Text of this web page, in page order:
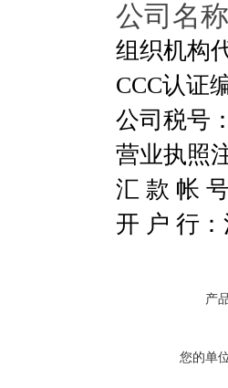
公司名
组织机构
CCC认证
公司税号
营业执照
汇 款 帐
开 户 行
产
您的单